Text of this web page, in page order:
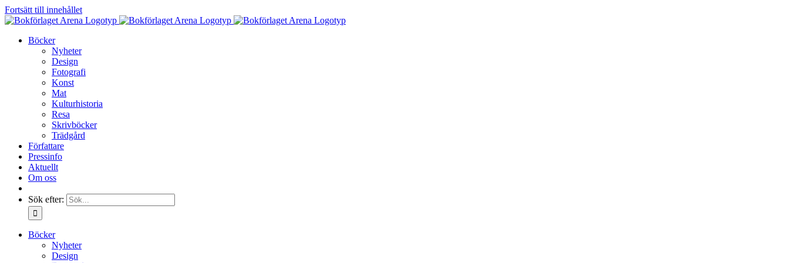
Fortsätt till innehållet
Böcker
Nyheter
Design
Fotografi
Konst
Mat
Kulturhistoria
Resa
Skrivböcker
Trädgård
Författare
Pressinfo
Aktuellt
Om oss
Sök efter:
Böcker
Nyheter
Design